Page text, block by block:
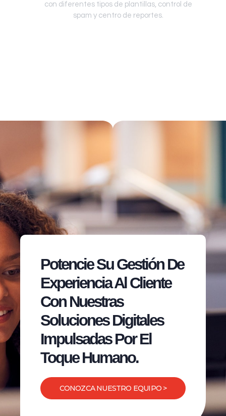
con diferentes tipos de plantillas, control de
spam y centro de reportes.
Potencie Su Gestión De
Experiencia Al Cliente
Con Nuestras
Soluciones Digitales
Impulsadas Por El
Toque Humano.
CONOZCA NUESTRO EQUIPO >